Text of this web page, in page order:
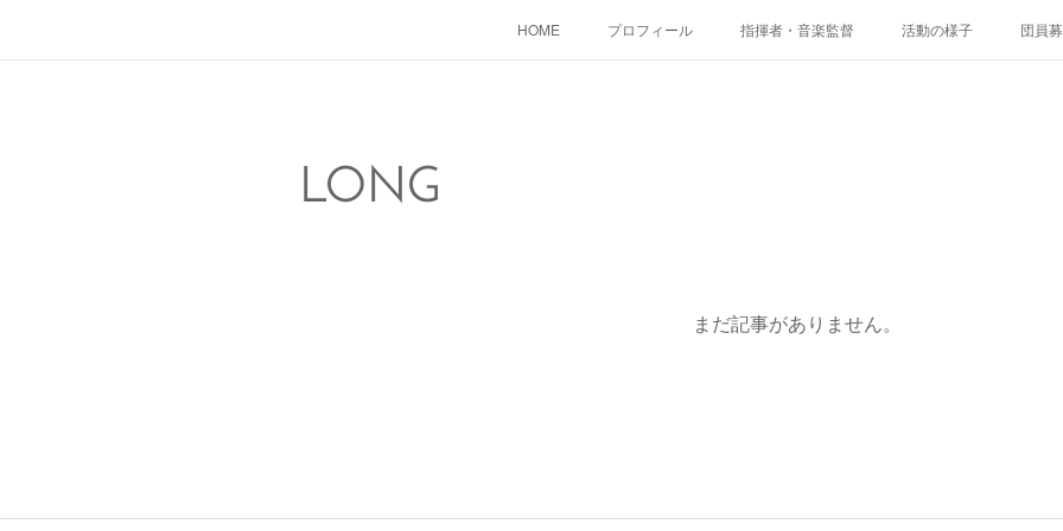
HOME プロフィール 指揮者・音楽監督 活動の様子 団員
LONG
まだ記事がありません。